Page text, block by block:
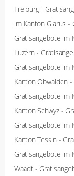
Freiburg -
im Kanton Glarus -
Gratisangebote im
Luzern -
Gratisangebote im
Kanton Obwalden -
Gratisangebote im
Kanton Schwyz -
Gratisangebote im
Kanton Tessin -
Gratisangebote im
Waadt -